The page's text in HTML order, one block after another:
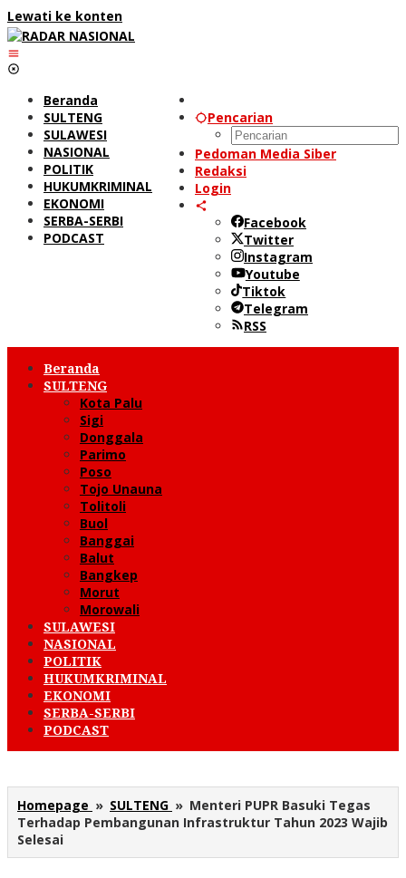
Lewati ke konten
Pencarian
Pedoman Media Siber
Redaksi
Login
Facebook
Twitter
Instagram
Youtube
Tiktok
Telegram
RSS
Beranda
SULTENG
SULAWESI
NASIONAL
POLITIK
HUKUMKRIMINAL
EKONOMI
SERBA-SERBI
PODCAST
Beranda
SULTENG
Kota Palu
Sigi
Donggala
Parimo
Poso
Tojo Unauna
Tolitoli
Buol
Banggai
Balut
Bangkep
Morut
Morowali
SULAWESI
NASIONAL
POLITIK
HUKUMKRIMINAL
EKONOMI
SERBA-SERBI
PODCAST
Homepage » SULTENG » Menteri PUPR Basuki Tegas
Terhadap Pembangunan Infrastruktur Tahun 2023 Wajib
Selesai